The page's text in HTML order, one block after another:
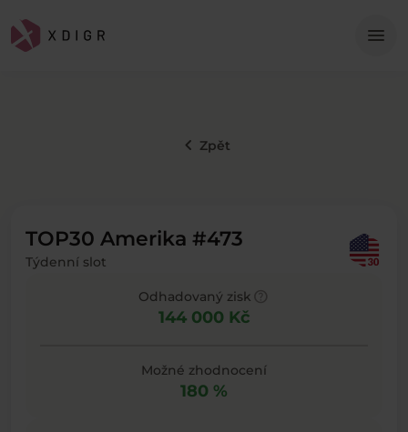
menu
keyboard_arrow_left Zpět
TOP30 Amerika #473
Týdenní slot
Odhadovaný zisk
144 000 Kč
Možné zhodnocení
180 %